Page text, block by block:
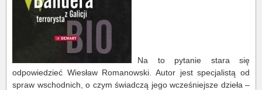
Na to pytanie stara się
odpowiedzieć Wiesław Romanowski. Autor jest specjalistą od
spraw wschodnich, o czym świadczą jego wcześniejsze dzieła –